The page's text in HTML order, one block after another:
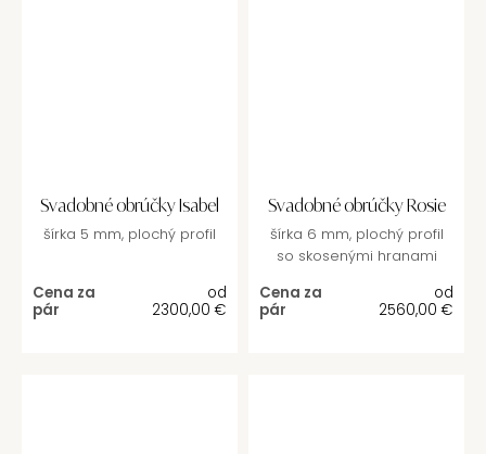
Svadobné obrúčky Isabel
šírka 5 mm, plochý profil
Cena za
pár
od
2300,00 €
Svadobné obrúčky Rosie
šírka 6 mm, plochý profil
so skosenými hranami
Cena za
pár
od
2560,00 €